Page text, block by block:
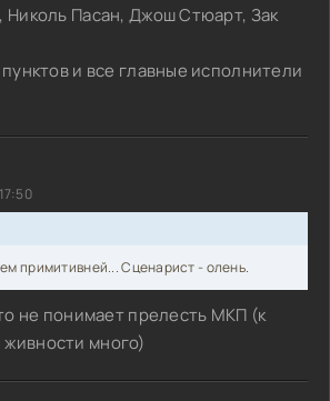
Николь Пасан, Джош Стюарт, Зак
и все главные исполнители
примитивней... Сценарист - олень.
не понимает прелесть МКП (к
много)